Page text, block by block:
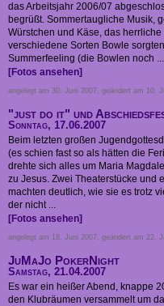
das Arbeitsjahr 2006/07
begrüßt. Sommertaugliche Musik,
Würstchen und Käse, das herrliche
verschiedene Sorten Bowle
Summerfeeling (die Bowlen noch ...
[Fotos ansehen]
angelegt am 30. Juni 2007, geändert am 10.
"just do it" und
Sonntag, 17.06.2007
Beim letzten großen
(es schien fast so als hätten die
drehte sich alles um Maria
zu Jesus. Zwei Theaterstücke und
machten deutlich, wie sie es trotz
der nicht ...
[Fotos ansehen]
angelegt am 18. Juni 2007, geändert am 22.
JuMaJo PokerNight
Samstag, 21.04.2007
Es war ein heißer Abend, knappe
den Klubräumen versammelt um